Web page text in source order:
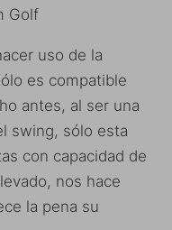
uso de la
es compatible
antes, al ser una
swing, sólo esta
con capacidad de
nos hace
la pena su